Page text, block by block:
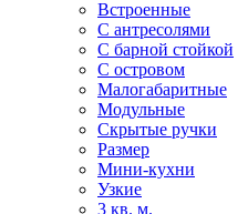
Встроенные
С антресолями
С барной стойкой
С островом
Малогабаритные
Модульные
Скрытые ручки
Размер
Мини-кухни
Узкие
3 кв. м.